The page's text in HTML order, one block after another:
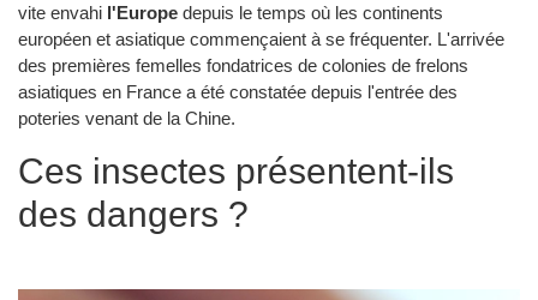
vite envahi l'Europe depuis le temps où les continents
européen et asiatique commençaient à se fréquenter. L'arrivée
des premières femelles fondatrices de colonies de frelons
asiatiques en France a été constatée depuis l'entrée des
poteries venant de la Chine.
Ces insectes présentent-ils
des dangers ?